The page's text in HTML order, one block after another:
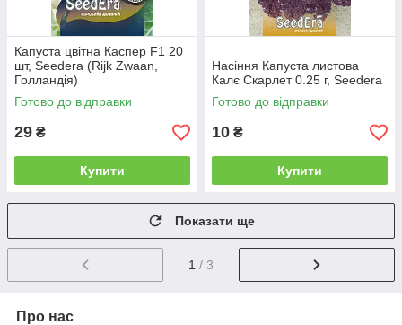
Капуста цвітна Каспер F1 20
шт, Seedera (Rijk Zwaan,
Голландія)
Готово до відправки
29 ₴
Купити
Насіння Капуста листова
Калє Скарлет 0.25 г, Seedera
Готово до відправки
10 ₴
Купити
Показати ще
1 / 3
Про нас